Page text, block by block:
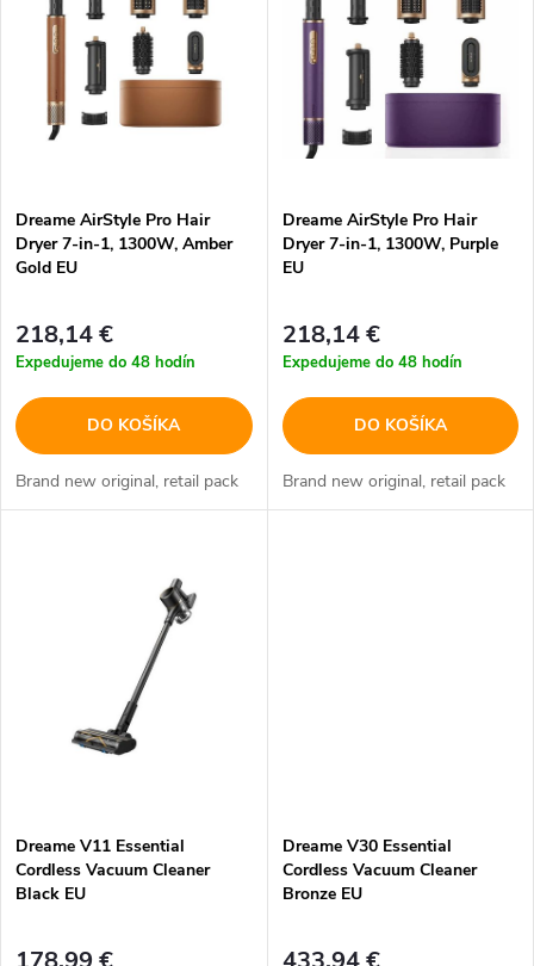
p
o
d
u
Abecedne
p
r
o
d
u
k
Dreame AirStyle Pro Hair
Dryer 7-in-1, 1300W, Amber
Gold EU
218,14 €
Expedujeme do 48 hodín
DO KOŠÍKA
Brand new original, retail pack
Dreame AirStyle Pro Hair
Dryer 7-in-1, 1300W, Purple
EU
218,14 €
Expedujeme do 48 hodín
DO KOŠÍKA
Brand new original, retail pack
Dreame V11 Essential
Cordless Vacuum Cleaner
Black EU
Dreame V30 Essential
Cordless Vacuum Cleaner
Bronze EU